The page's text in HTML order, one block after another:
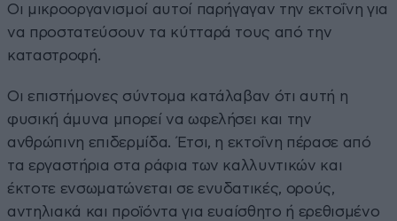
Οι μικροοργανισμοί αυτοί παρήγαγαν την εκτοΐνη για
να προστατεύσουν τα κύτταρά τους από την
καταστροφή.
Οι επιστήμονες σύντομα κατάλαβαν ότι αυτή η
φυσική άμυνα μπορεί να ωφελήσει και την
ανθρώπινη επιδερμίδα. Έτσι, η εκτοΐνη πέρασε από
τα εργαστήρια στα ράφια των καλλυντικών και
έκτοτε ενσωματώνεται σε ενυδατικές, ορούς,
αντηλιακά και προϊόντα για ευαίσθητο ή ερεθισμένο